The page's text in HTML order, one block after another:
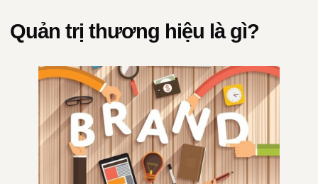
Quản trị thương hiệu là gì?